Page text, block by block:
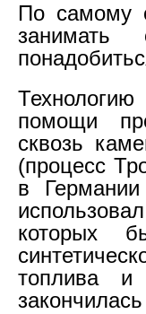
По самому
помощи
сквозь
(процесс
в
которых
топлива